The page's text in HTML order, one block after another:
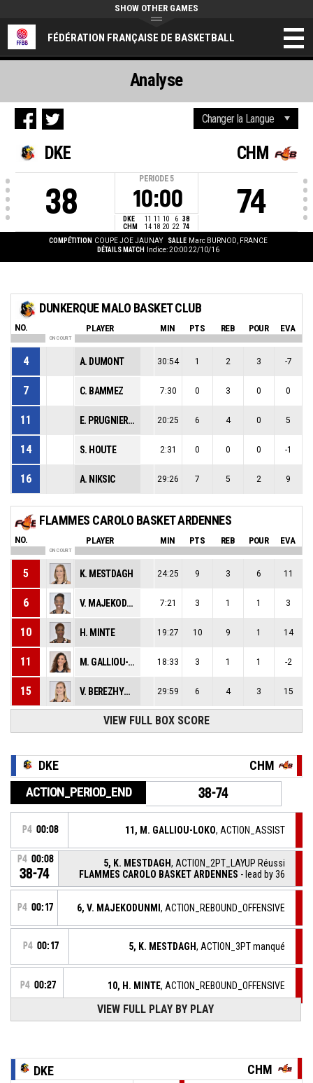
FÉDÉRATION FRANÇAISE DE BASKETBALL
SHOW OTHER GAMES
DKE
38
PERIODE 5
10:00
DKE 11 11 10 6 38
CHM
14 18 20 22 74
CHM
74
COMPÉTITION COUPE JOE JAUNAY SALLE Marc BURNOD, FRANCE
DÉTAILS MATCH
Indice: 20:00 22/10/16
Analyse
DUNKERQUE MALO BASKET CLUB
NO. PLAYER MIN PTS REB POUR EVA
ON COURT
4 A. DUMONT 30:54 1 2 3 -7
7 C. BAMMEZ 7:30 0 3 0 0
11 E. PRUGNIERES 20:25 6 4 0 5
14 S. HOUTE 2:31 0 0 0 -1
16 A. NIKSIC 29:26 7 5 2 9
FLAMMES CAROLO BASKET ARDENNES
NO. PLAYER MIN PTS REB POUR EVA
ON COURT
5 K. MESTDAGH 24:25 9 3 6 11
6 V. MAJEKODUNMI 7:21 3 1 1 3
10 H. MINTE 19:27 10 9 1 14
11 M. GALLIOU-LOKO 18:33 3 1 1 -2
15 V. BEREZHYNSKA 29:59 6 4 3 15
VIEW FULL BOX SCORE
DKE CHM
ACTION_PERIOD_END 38-74
P4 00:08 11, M. GALLIOU-LOKO, ACTION_ASSIST
P4 00:08
38-74
5, K. MESTDAGH, ACTION_2PT_LAYUP Réussi
FLAMMES CAROLO BASKET ARDENNES - lead by 36
P4 00:17 6, V. MAJEKODUNMI , ACTION_REBOUND_OFFENSIVE
P4 00:17 5, K. MESTDAGH, ACTION_3PT manqué
P4 00:27 10, H. MINTE, ACTION_REBOUND_OFFENSIVE
P4
6, V. MAJEKODUNMI, ACTION_2PT_JUMPSHOT
14, S. HOUTE P4 00:37
VIEW FULL PLAY BY PLAY
DKE CHM